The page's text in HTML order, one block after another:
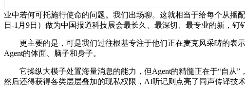
业中若何可托施行使命的问题。我们出场聊。这就相当于给每个从播
日-1月9日）做为中国报道科技展会最长久、最深切、最专业的新，
更主要的是，可是我们过往根基专注于他们正在麦克风采畴的表示
Agent的体面、脑子和身子。
它操纵大模子处置海量消息的能力，但Agent的精髓正在于“自从”
然后还得获得各类层层叠加的现私权限，AI听记则点亮了同声传译技